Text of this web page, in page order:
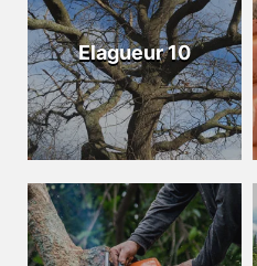
Elagueur 10